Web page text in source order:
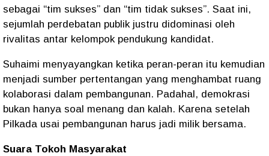
sebagai “tim sukses” dan “tim tidak sukses”. Saat ini,
sejumlah perdebatan publik justru didominasi oleh
rivalitas antar kelompok pendukung kandidat.
Suhaimi menyayangkan ketika peran-peran itu kemudian
menjadi sumber pertentangan yang menghambat ruang
kolaborasi dalam pembangunan. Padahal, demokrasi
bukan hanya soal menang dan kalah. Karena setelah
Pilkada usai pembangunan harus jadi milik bersama.
Suara Tokoh Masyarakat